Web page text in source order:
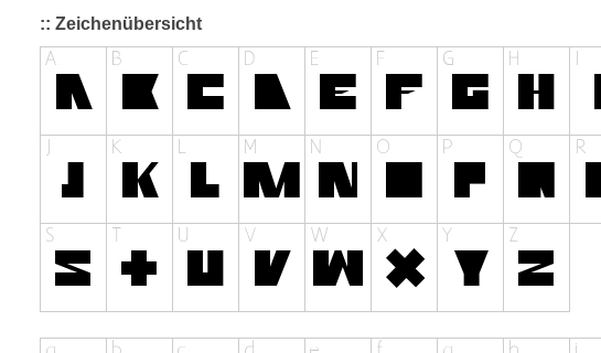
:: Zeichenübersicht